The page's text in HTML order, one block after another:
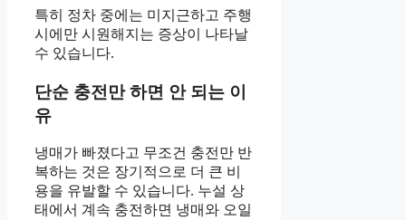
특히 정차 중에는 미지근하고 주행
시에만 시원해지는 증상이 나타날
수 있습니다.
단순 충전만 하면 안 되는 이
유
냉매가 빠졌다고 무조건 충전만 반
복하는 것은 장기적으로 더 큰 비
용을 유발할 수 있습니다. 누설 상
태에서 계속 충전하면 냉매와 오일